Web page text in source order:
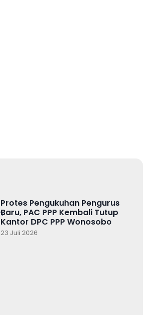
Protes Pengukuhan Pengurus
Baru, PAC PPP Kembali Tutup
Kantor DPC PPP Wonosobo
23 Juli 2026